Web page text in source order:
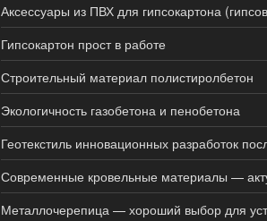
Аксессуары из ПВХ для гипсокартона
Гипсокартон прост в работе
Строительный материал полистиролбетон
Экологичность газобетона и пенобетона
Геотекстиль инновационных разработок
Современные кровельные материалы —
Металлочерепица — хороший выбор для